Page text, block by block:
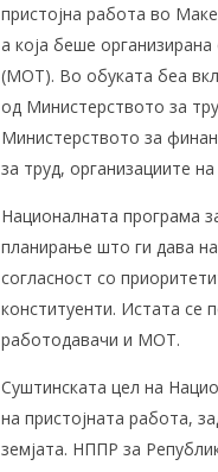
пристојна работа во
а која беше
(МОТ). Во обуката беа
од Министерството за
Министерството за
за труд, организациите
Националната програма
планирање што ги дава
согласност со
конституенти. Истата се
работодавачи и МОТ.
Суштинската цел на
на пристојната работа,
земјата. НППР за